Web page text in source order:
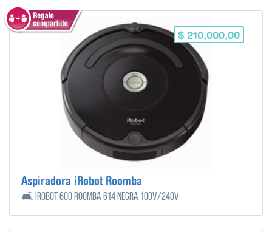
$ 210,000,00
Aspiradora iRobot Roomba
🛋️ iRobot 600 Roomba 614 negra 100V/240V